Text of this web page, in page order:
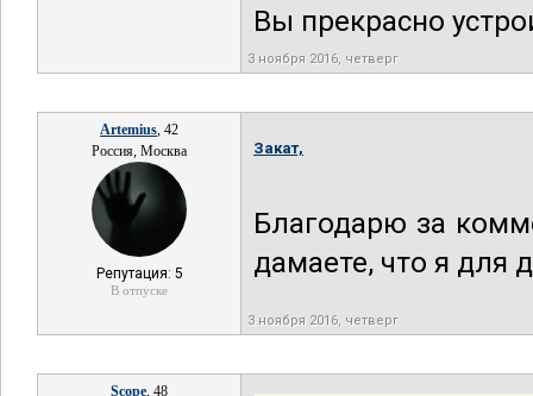
Вы прекрасно
3 ноября 2016, четверг
Artemius, 42
Россия, Москва
Репутация: 5
В отпуске
Закат,
Благодарю за
дамаете, что я для
3 ноября 2016, четверг
Scope, 48